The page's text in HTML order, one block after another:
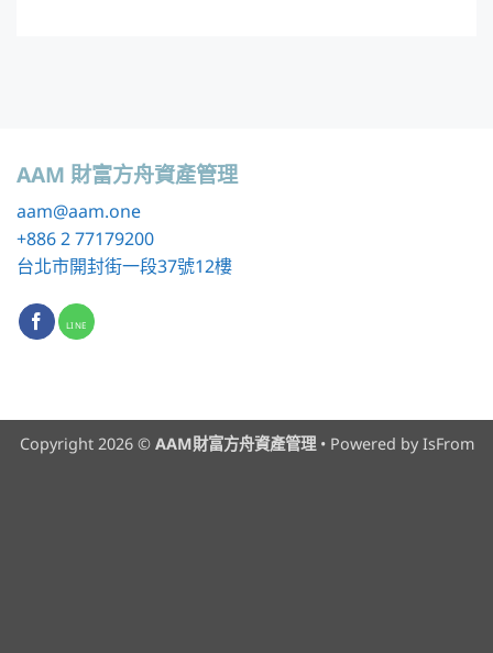
AAM 財富方舟資產管理
aam@aam.one
+886 2 77179200
台北市開封街一段37號12樓
Copyright 2026 © AAM財富方舟資產管理• Powered by IsFrom